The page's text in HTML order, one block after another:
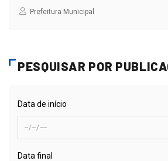
Prefeitura Municipal
PESQUISAR POR
Data de início
Data final